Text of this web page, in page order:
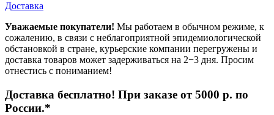
Доставка
Уважаемые покупатели! Мы работаем в обычном режиме, к
сожалению, в связи с неблагоприятной эпидемиологической
обстановкой в стране, курьерские компании перегружены и
доставка товаров может задерживаться на 2−3 дня. Просим
отнестись с пониманием!
Доставка бесплатно! При заказе от 5000 р. по
России.*